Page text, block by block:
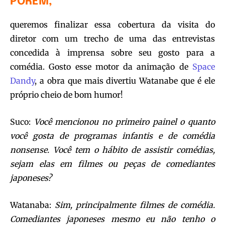
queremos finalizar essa cobertura da visita do
diretor com um trecho de uma das entrevistas
concedida à imprensa sobre seu gosto para a
comédia. Gosto esse motor da animação de Space
Dandy, a obra que mais divertiu Watanabe que é ele
próprio cheio de bom humor!
Suco: Você mencionou no primeiro painel o quanto
você gosta de programas infantis e de comédia
nonsense. Você tem o hábito de assistir comédias,
sejam elas em filmes ou peças de comediantes
japoneses?
Watanaba: Sim, principalmente filmes de comédia.
Comediantes japoneses mesmo eu não tenho o